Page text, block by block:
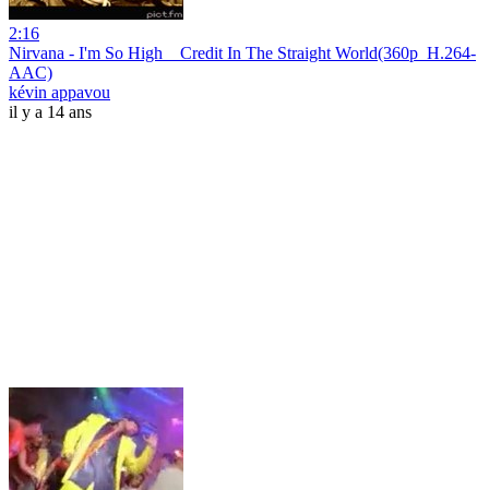
2:16
Nirvana - I'm So High _ Credit In The Straight World(360p_H.264-
AAC)
kévin appavou
il y a 14 ans